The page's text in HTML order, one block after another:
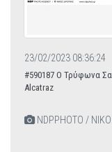
23/02/2023 08:36:24
#590187 O Τρύφωνα
Alcatraz
NDPPHOTO /